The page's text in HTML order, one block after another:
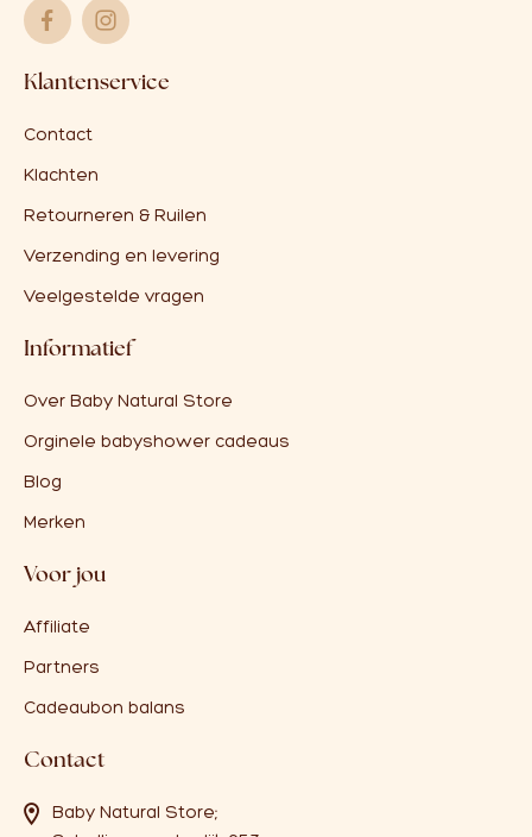
Klantenservice
Contact
Klachten
Retourneren & Ruilen
Verzending en levering
Veelgestelde vragen
Informatief
Over Baby Natural Store
Orginele babyshower cadeaus
Blog
Merken
Voor jou
Affiliate
Partners
Cadeaubon balans
Contact
Baby Natural Store;